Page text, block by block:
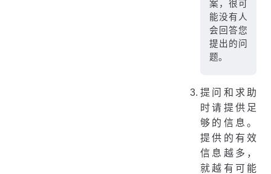
案，很可
能没有人
会回答您
提出的问
题。
提问和求助
时请提供足
够的信息。
提供的有效
信息越多，
就越有可能